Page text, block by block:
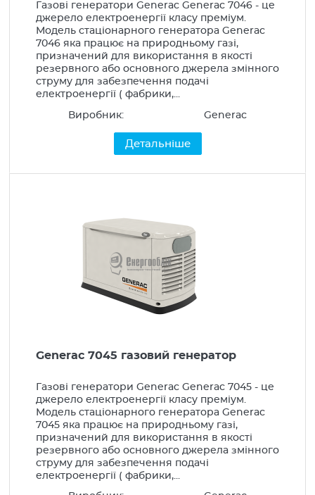
Газові генератори Generac Generac 7046 - це
джерело електроенергії класу преміум.
Модель стаціонарного генератора Generac
7046 яка працює на природньому газі,
призначений для використання в якості
резервного або основного джерела змінного
струму для забезпечення подачі
електроенергії ( фабрики,...
Виробник: Generac
Детальніше
Generac 7045 газовий генератор
Газові генератори Generac Generac 7045 - це
джерело електроенергії класу преміум.
Модель стаціонарного генератора Generac
7045 яка працює на природньому газі,
призначений для використання в якості
резервного або основного джерела змінного
струму для забезпечення подачі
електроенергії ( фабрики,...